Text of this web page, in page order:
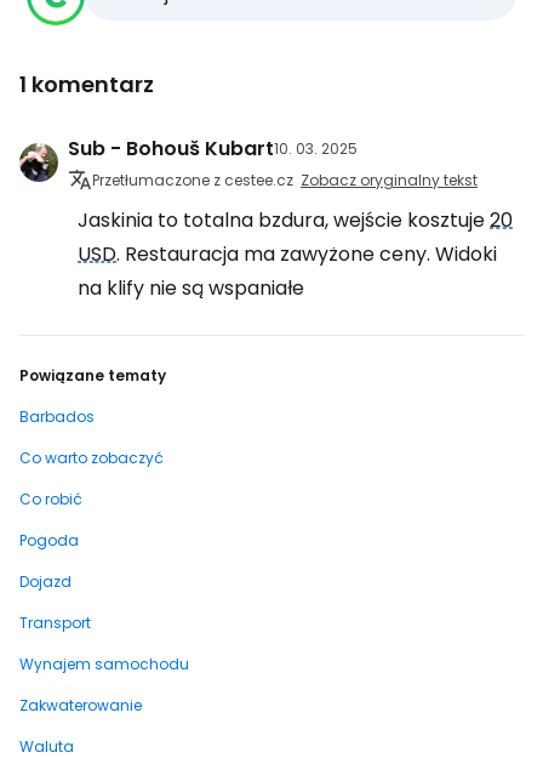
1 komentarz
Sub - Bohouš Kubart10. 03. 2025
Przetłumaczone z cestee.cz Zobacz oryginalny tekst
Jaskinia to totalna bzdura, wejście kosztuje20
USD. Restauracja ma zawyżone ceny. Widoki
na klify nie są wspaniałe
Powiązane tematy
Barbados
Co warto zobaczyć
Co robić
Pogoda
Dojazd
Transport
Wynajem samochodu
Zakwaterowanie
Waluta